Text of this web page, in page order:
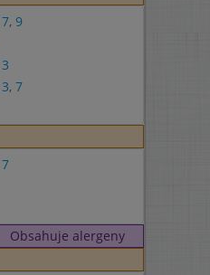
7, 9
3
3, 7
7
Obsahuje alergeny